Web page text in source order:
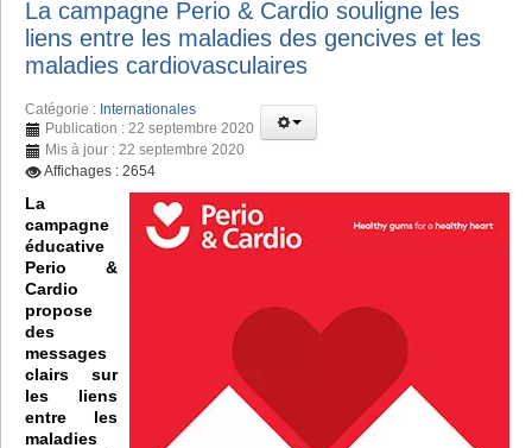
La campagne Perio & Cardio souligne les
liens entre les maladies des gencives et les
maladies cardiovasculaires
Catégorie : Internationales
Publication : 22 septembre 2020
Mis à jour : 22 septembre 2020
Affichages : 2654
La
campagne
éducative
Perio &
Cardio
propose
des
messages
clairs sur
les liens
entre les
maladies